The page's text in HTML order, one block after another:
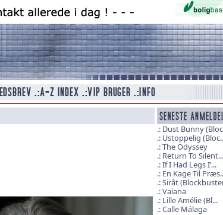
Dust Bunny
Ustoppelig
The Odyssey
Return To Silent...
If I Had Legs I’...
En Kage Til
Sirât
Vaiana
Lille Amélie (Bl...
Calle Málaga